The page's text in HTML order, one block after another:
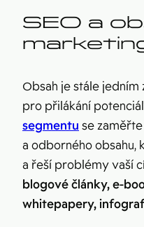
SEO a
Obsah je stále jedním
pro přilákání
segmentu se
a odborného
a řeší problémy vaší
blogové články, e-
whitepapery,